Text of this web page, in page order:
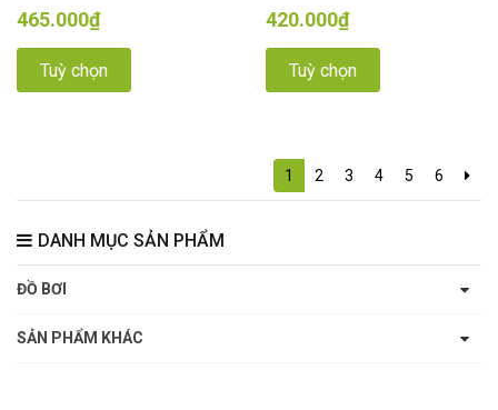
465.000₫
Tuỳ chọn
420.000₫
Tuỳ chọn
1 2 3 4 5 6
DANH MỤC SẢN PHẨM
ĐỒ BƠI
SẢN PHẨM KHÁC